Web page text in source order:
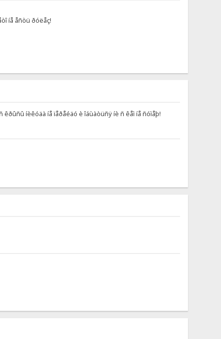
íå åñòü ðóëåç!
íèêóäà íå ïåðåéäó è îáùàòüñÿ íè ñ êåì íå ñóìåþ!